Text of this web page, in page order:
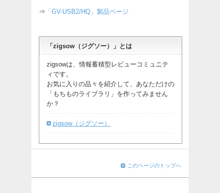
⇒ 「GV-USB2/HQ」製品ページ
「zigsow（ジグソー）」とは
zigsowは、情報蓄積型レビューコミュニテ
ィです。
お気に入りの品々を紹介して、あなただけの
「もちものライブラリ」を作ってみません
か？
zigsow（ジグソー）
このページのトップへ